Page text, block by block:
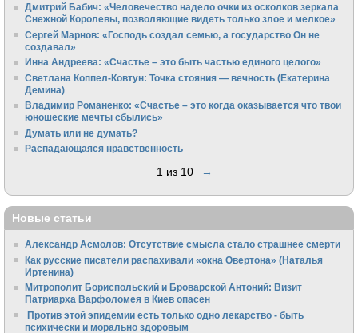
Дмитрий Бабич: «Человечество надело очки из осколков зеркала
Снежной Королевы, позволяющие видеть только злое и мелкое»
Сергей Марнов: «Господь создал семью, а государство Он не
создавал»
Инна Андреева: «Счастье – это быть частью единого целого»
Светлана Коппел-Ковтун: Точка стояния — вечность (Екатерина
Демина)
Владимир Романенко: «Счастье – это когда оказывается что твои
юношеские мечты сбылись»
Думать или не думать?
Распадающаяся нравственность
1 из 10 →
Новые статьи
Александр Асмолов: Отсутствие смысла стало страшнее смерти
Как русские писатели распахивали «окна Овертона» (Наталья
Иртенина)
Митрополит Бориспольский и Броварской Антоний: Визит
Патриарха Варфоломея в Киев опасен
Против этой эпидемии есть только одно лекарство - быть
психически и морально здоровым